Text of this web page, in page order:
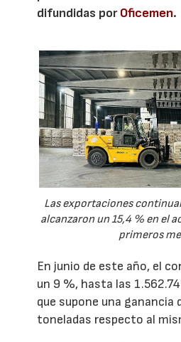
difundidas porOficemen.
Las exportaciones
alcanzaron un 15,4 % en el
primeros
En junio de este año, el
un 9 %, hasta las
que supone una ganancia
toneladas respecto al